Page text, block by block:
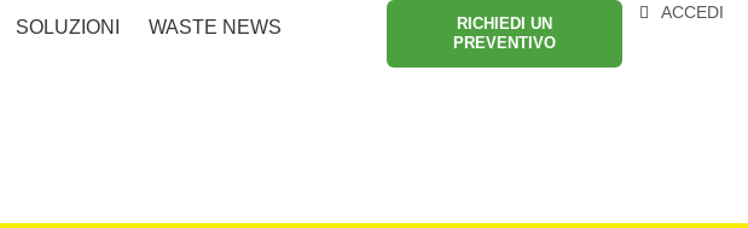
SOLUZIONI WASTE NEWS
RICHIEDI UN
PREVENTIVO
ACCEDI